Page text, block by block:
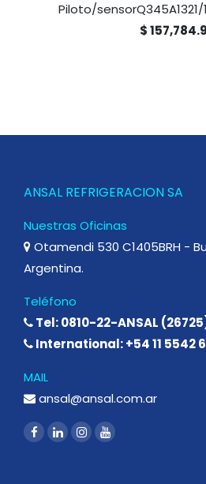
Piloto/
$
ANSAL REFRIGERACION SA
Nuestras Oficinas
Otamendi 530 C1405BRH -
Argentina.
Teléfono
Tel: 0810-22-ANSAL
International: +54 11 5542
MAIL
ansal@ansal.com.ar